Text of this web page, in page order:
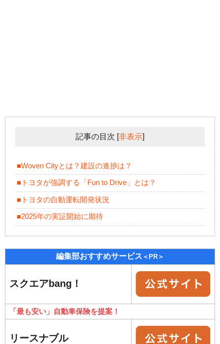
記事の目次 [非表示]
■Woven Cityとは？建設の進捗は？
■トヨタが強調する「Fun to Drive」とは？
■トヨタの自動運転開発状況
■2025年の実証開始に期待
編集部おすすめサービス ＜PR＞
スクエアbang！
「最も安い」自動車保険を提案！
リースナブル